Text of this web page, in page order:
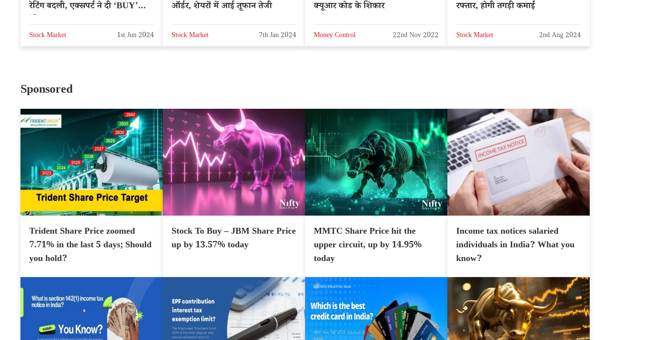
रेटिंग बदली, एक्सपर्ट ने दी ‘BUY’
Stock Market 1st Jun 2024
ऑर्डर, शेयरों में आई तूफान तेजी
Stock Market 7th Jan 2024
क्यूआर कोड के शिकार
Money Control 22nd Nov 2022
रफ्तार, होगी तगड़ी कमाई
Stock Market 2nd Aug 2024
Sponsored
Trident Share Price zoomed
7.71% in the last 5 days; Should
you hold?
Stock To Buy – JBM Share Price
up by 13.57% today
MMTC Share Price hit the
upper circuit, up by 14.95%
today
Income tax notices salaried
individuals in India? What you
know?